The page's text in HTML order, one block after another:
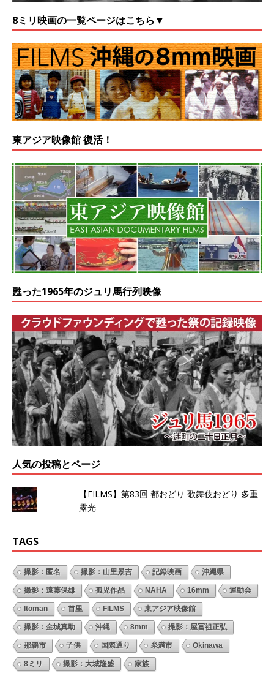
8ミリ映画の一覧ページはこちら▼
東アジア映像館 復活！
甦った1965年のジュリ馬行列映像
人気の投稿とページ
【FILMS】第83回 都おどり 歌舞伎おどり 多重
露光
TAGS
撮影：匿名 撮影：山里景吉 記録映画 沖縄県
撮影：遠藤保雄 孤児作品 NAHA 16mm 運動会
Itoman 首里 FILMS 東アジア映像館
撮影：金城真助 沖縄 8mm 撮影：屋冨祖正弘
那覇市 子供 国際通り 糸満市 Okinawa
8ミリ 撮影：大城隆盛 家族